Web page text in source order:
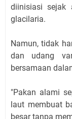
diinisiasi sejak
glacilaria.
Namun, tidak
dan udang
bersamaan
"Pakan alami
laut membuat
besar tanpa